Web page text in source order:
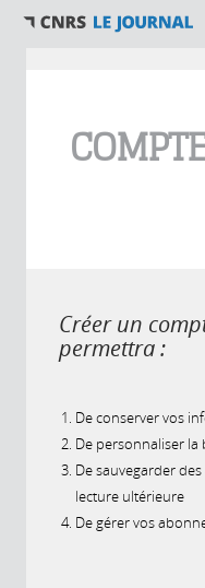
Créer un
permettra :
De conserver vos
De personnaliser la
De sauvegarder
lecture ultérieure
De gérer vos